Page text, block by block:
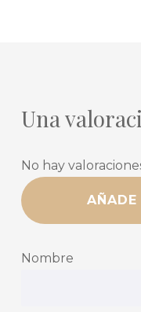
Una
No hay
AÑADE
Nombre